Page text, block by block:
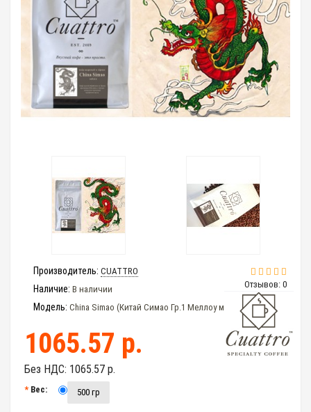
Отзывов: 0
Производитель: CUATTRO
Наличие: В наличии
Модель: China Simao (Китай Симао Гр.1 Меллоу мытый)
1065.57 р.
Без НДС: 1065.57 р.
Вес: 500 гр